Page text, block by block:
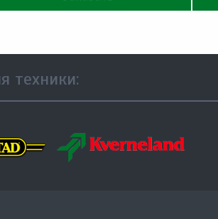
техники: